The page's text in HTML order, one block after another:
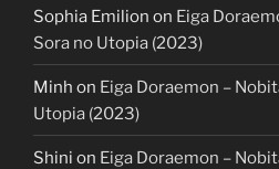
Sophia Emilion on Eiga
Sora no Utopia (2023)
Minh on Eiga Doraemon –
Utopia (2023)
Shini on Eiga Doraemon –